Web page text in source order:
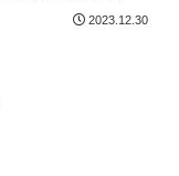
2023.12.30